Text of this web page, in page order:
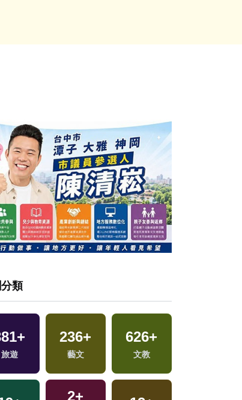
類
+
旅遊
236+
藝文
626+
文教
2+